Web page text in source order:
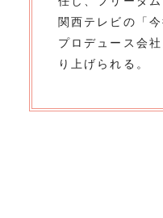
関西テレビの「
プロデュース会
り上げられる。